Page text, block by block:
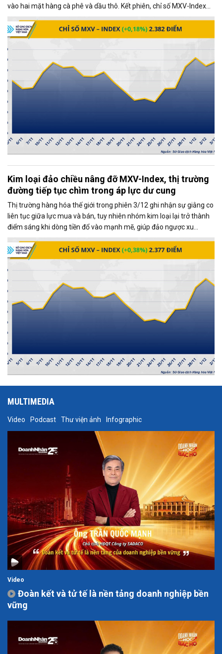
vào hai mặt hàng cà phê và dầu thô. Kết phiên, chỉ số MXV-Index
tăng gần 0,2%, đạt 2.382 điểm, phản ánh xu hướng tích cực chung
của thị trường.
Kim loại đảo chiều nâng đỡ MXV-Index, thị trường
đường tiếp tục chìm trong áp lực dư cung
Thị trường hàng hóa thế giới trong phiên 3/12 ghi nhận sự giằng co
liên tục giữa lực mua và bán, tuy nhiên nhóm kim loại lại trở thành
điểm sáng khi dòng tiền đổ vào mạnh mẽ, giúp đảo ngược xu
hướng và kéo MXV-Index tăng gần 0,4%, đạt 2.377 điểm tại thời
điểm đóng cửa.
MULTIMEDIA
Video Podcast Thư viện ảnh Infographic
Video
Đoàn kết và tử tế là nền tảng doanh nghiệp bền
vững